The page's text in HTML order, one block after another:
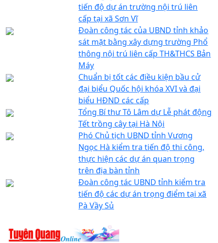
tiến độ dự án trường nội trú liên
cấp tại xã Sơn Vĩ
Đoàn công tác của UBND tỉnh khảo
sát mặt bằng xây dựng trường Phổ
thông nội trú liên cấp TH&THCS Bản
Máy
Chuẩn bị tốt các điều kiện bầu cử
đại biểu Quốc hội khóa XVI và đại
biểu HĐND các cấp
Tổng Bí thư Tô Lâm dự Lễ phát động
Tết trồng cây tại Hà Nội
Phó Chủ tịch UBND tỉnh Vương
Ngọc Hà kiểm tra tiến độ thi công,
thực hiện các dự án quan trọng
trên địa bàn tỉnh
Đoàn công tác UBND tỉnh kiểm tra
tiến độ các dự án trọng điểm tại xã
Pà Vầy Sủ